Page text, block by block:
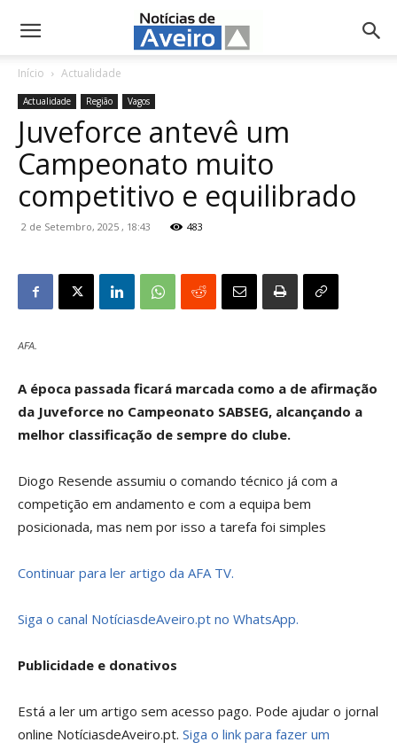
NotíciasdeAveiro.pt
Início Actualidade
Actualidade Região Vagos
Juveforce antevê um
Campeonato muito
competitivo e equilibrado
2 de Setembro, 2025 , 18:43 483
AFA.
A época passada ficará marcada como a de afirmação
da Juveforce no Campeonato SABSEG, alcançando a
melhor classificação de sempre do clube.
Diogo Resende assumiu o comando técnico já com a
competição em andamento e com a equipa bem
posicionada, mas nem por isso a tarefa foi simples
Continuar para ler artigo da AFA TV.
Siga o canal NotíciasdeAveiro.pt no WhatsApp.
Publicidade e donativos
Está a ler um artigo sem acesso pago. Pode ajudar o jornal
online NotíciasdeAveiro.pt. Siga o link para fazer um